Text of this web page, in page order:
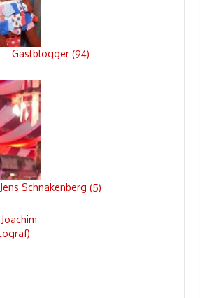
Gastblogger (94)
Jens Schnakenberg (5)